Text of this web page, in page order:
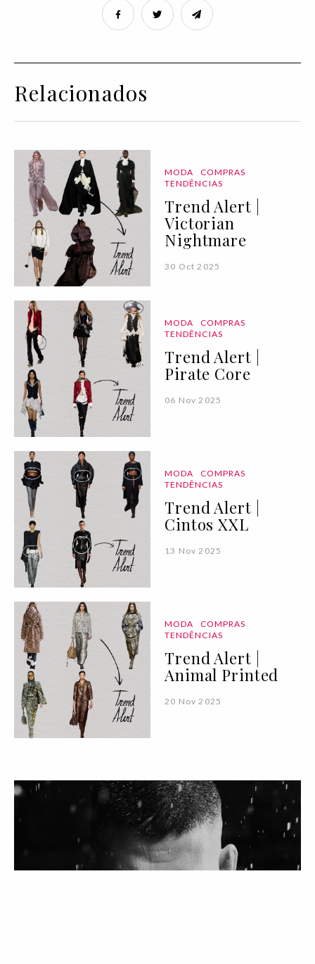
Relacionados
MODA
COMPRAS
TENDÊNCIAS
Trend Alert |
Victorian
Nightmare
30 Oct 2025
MODA
COMPRAS
TENDÊNCIAS
Trend Alert |
Pirate Core
06 Nov 2025
MODA
COMPRAS
TENDÊNCIAS
Trend Alert |
Cintos XXL
13 Nov 2025
MODA
COMPRAS
TENDÊNCIAS
Trend Alert |
Animal Printed
20 Nov 2025